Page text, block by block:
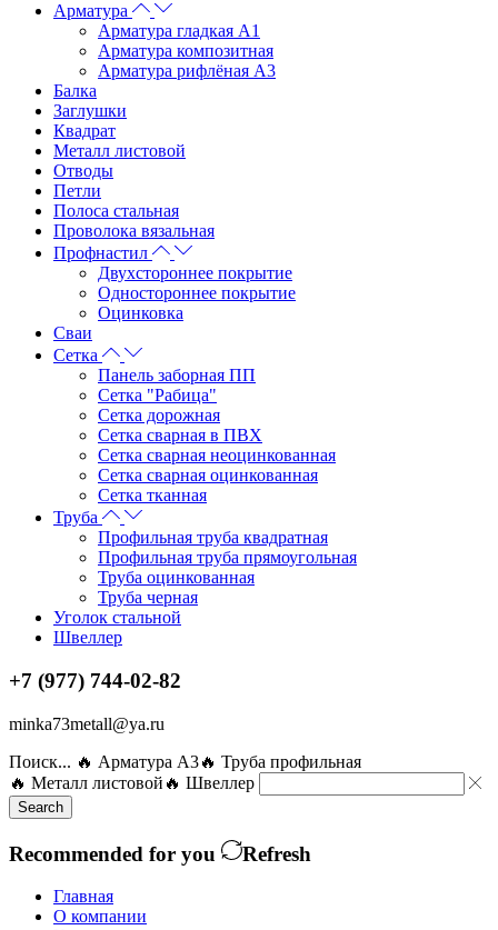
Арматура
Арматура гладкая А1
Арматура композитная
Арматура рифлёная А3
Балка
Заглушки
Квадрат
Металл листовой
Отводы
Петли
Полоса стальная
Проволока вязальная
Профнастил
Двухстороннее покрытие
Одностороннее покрытие
Оцинковка
Сваи
Сетка
Панель заборная ПП
Сетка "Рабица"
Сетка дорожная
Сетка сварная в ПВХ
Сетка сварная неоцинкованная
Сетка сварная оцинкованная
Сетка тканная
Труба
Профильная труба квадратная
Профильная труба прямоугольная
Труба оцинкованная
Труба черная
Уголок стальной
Швеллер
+7 (977) 744-02-82
minka73metall@ya.ru
Поиск... 🔥 Арматура А3🔥 Труба профильная
🔥 Металл листовой 🔥 Швеллер
Search
Recommended for you Refresh
Главная
О компании